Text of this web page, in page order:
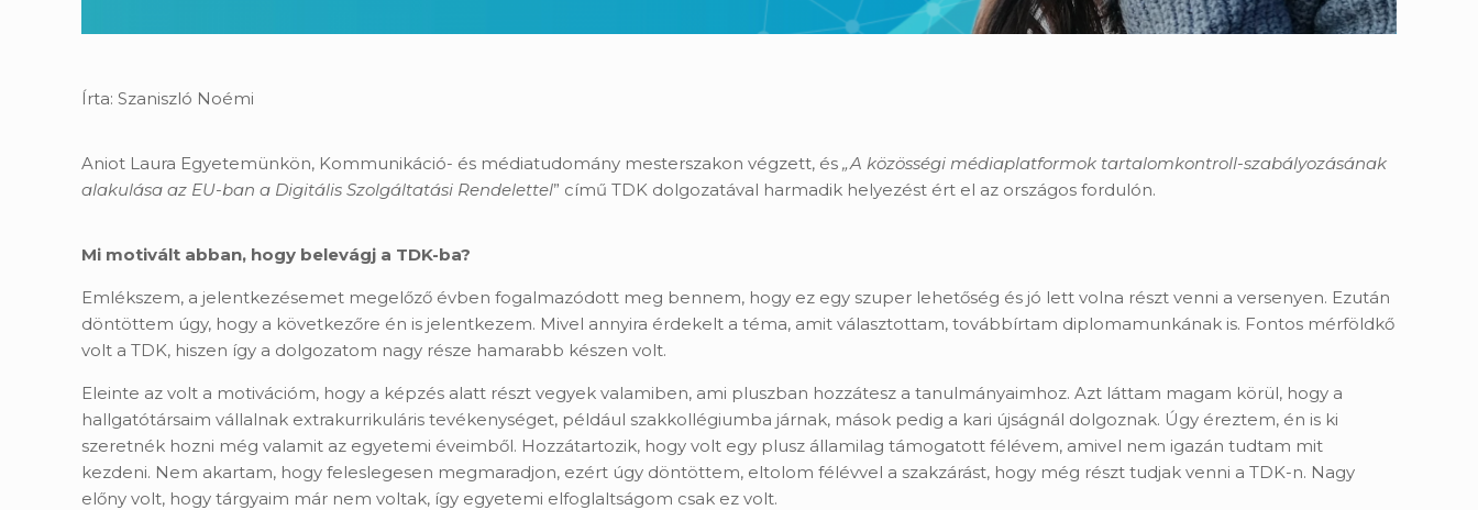
Írta: Szaniszló Noémi
Aniot Laura Egyetemünkön, Kommunikáció- és médiatudomány mesterszakon végzett, és„A közösségi médiaplatformok tartalomkontroll-szabályozásának
alakulása az EU-ban a Digitális Szolgáltatási Rendelettel” című TDK dolgozatával harmadik helyezést ért el az országos fordulón.
Mi motivált abban, hogy belevágj a TDK-ba?
Emlékszem, a jelentkezésemet megelőző évben fogalmazódott meg bennem, hogy ez egy szuper lehetőség és jó lett volna részt venni a versenyen. Ezután
döntöttem úgy, hogy a következőre én is jelentkezem. Mivel annyira érdekelt a téma, amit választottam, továbbírtam diplomamunkának is. Fontos mérföldkő
volt a TDK, hiszen így a dolgozatom nagy része hamarabb készen volt.
Eleinte az volt a motivációm, hogy a képzés alatt részt vegyek valamiben, ami pluszban hozzátesz a tanulmányaimhoz. Azt láttam magam körül, hogy a
hallgatótársaim vállalnak extrakurrikuláris tevékenységet, például szakkollégiumba járnak, mások pedig a kari újságnál dolgoznak. Úgy éreztem, én is ki
szeretnék hozni még valamit az egyetemi éveimből. Hozzátartozik, hogy volt egy plusz államilag támogatott félévem, amivel nem igazán tudtam mit
kezdeni. Nem akartam, hogy feleslegesen megmaradjon, ezért úgy döntöttem, eltolom félévvel a szakzárást, hogy még részt tudjak venni a TDK-n. Nagy
előny volt, hogy tárgyaim már nem voltak, így egyetemi elfoglaltságom csak ez volt.